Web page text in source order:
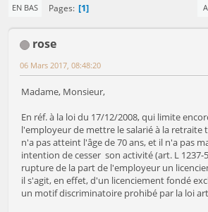
EN BAS Pages 1
rose
06 Mars 2017, 08:48:20
Madame, Monsieur,
En réf. à la loi du 17/12/2008, qui limite
l'employeur de mettre le salarié à la retraite
n'a pas atteint l'âge de 70 ans, et il n'a pas
intention de cesser son activité (art. L 1237-
rupture de la part de l'employeur un
il s'agit, en effet, d'un licenciement fondé
un motif discriminatoire prohibé par la loi